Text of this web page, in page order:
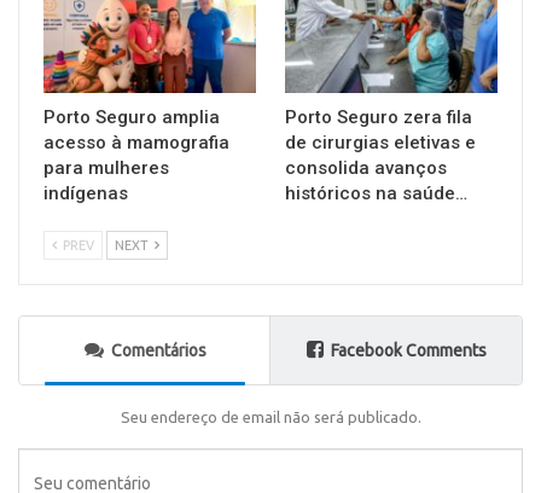
Porto Seguro amplia
acesso à mamografia
para mulheres
indígenas
Porto Seguro zera fila
de cirurgias eletivas e
consolida avanços
históricos na saúde…
PREV NEXT
Comentários Facebook Comments
Seu endereço de email não será publicado.